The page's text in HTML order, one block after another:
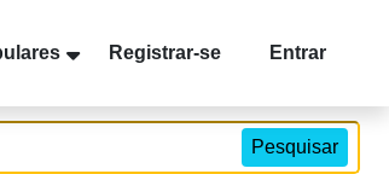
Registrar-se Entrar
Pesquisar